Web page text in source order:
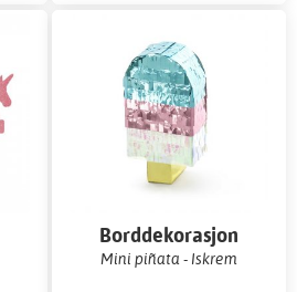
Borddekorasjon
Mini piñata - Iskrem